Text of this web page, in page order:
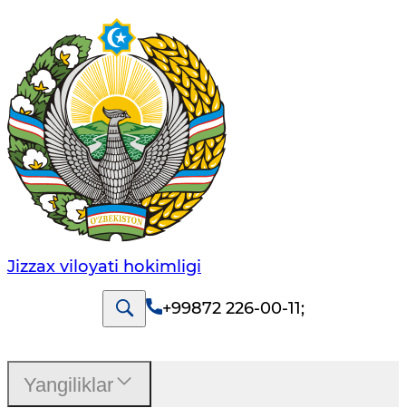
Jizzах vilоyati hоkimligi
+99872 226-00-11;
Yangiliklar